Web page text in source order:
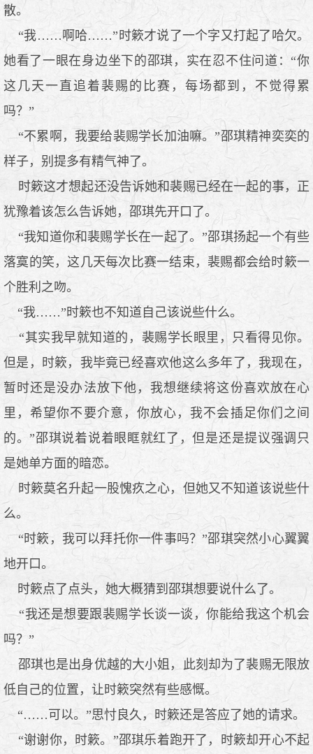
散。
“我……啊哈……”时簌才说了一个字又打起了哈欠。
她看了一眼在身边坐下的邵琪，实在忍不住问道：“你
这几天一直追着裴赐的比赛，每场都到，不觉得累
吗？”
“不累啊，我要给裴赐学长加油嘛。”邵琪精神奕奕的
样子，别提多有精气神了。
时簌这才想起还没告诉她和裴赐已经在一起的事，正
犹豫着该怎么告诉她，邵琪先开口了。
“我知道你和裴赐学长在一起了。”邵琪扬起一个有些
落寞的笑，这几天每次比赛一结束，裴赐都会给时簌一
个胜利之吻。
“我……”时簌也不知道自己该说些什么。
“其实我早就知道的，裴赐学长眼里，只看得见你。
但是，时簌，我毕竟已经喜欢他这么多年了，我现在，
暂时还是没办法放下他，我想继续将这份喜欢放在心
里，希望你不要介意，你放心，我不会插足你们之间
的。”邵琪说着说着眼眶就红了，但是还是提议强调只
是她单方面的暗恋。
时簌莫名升起一股愧疚之心，但她又不知道该说些什
么。
“时簌，我可以拜托你一件事吗？”邵琪突然小心翼翼
地开口。
时簌点了点头，她大概猜到邵琪想要说什么了。
“我还是想要跟裴赐学长谈一谈，你能给我这个机会
吗？”
邵琪也是出身优越的大小姐，此刻却为了裴赐无限放
低自己的位置，让时簌突然有些感慨。
“……可以。”思忖良久，时簌还是答应了她的请求。
“谢谢你，时簌。”邵琪乐着跑开了，时簌却开心不起